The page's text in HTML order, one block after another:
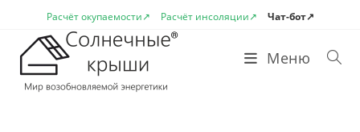
содержимому
Расчёт окупаемости↗ Расчёт инсоляции↗ Чат-бот↗
Меню